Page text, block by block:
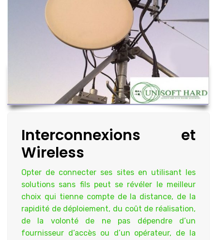
Interconnexions et
Wireless
Opter de connecter ses sites en utilisant les
solutions sans fils peut se révéler le meilleur
choix qui tienne compte de la distance, de la
rapidité de déploiement, du coût de réalisation,
de la volonté de ne pas dépendre d’un
fournisseur d’accès ou d’un opérateur, de la